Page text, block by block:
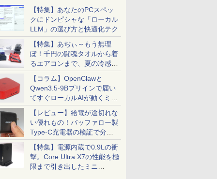
【特集】あなたのPCスペッ
クにドンピシャな「ローカル
LLM」の選び方と快適化テク
【特集】あぢぃ～もう無理
ぽ！千円の闘魂タオルから着
るエアコンまで、夏の冷感グ
ッズ一挙紹介
【コラム】OpenClawと
Qwen3.5-9Bプリインで届い
てすぐローカルAIが動くミニ
PC「SER9 Pro」
【レビュー】給電が途切れな
い優れもの！バッファロー製
Type-C充電器の検証で分か
ったこと
【特集】電源内蔵で0.9Lの衝
撃。Core Ultra X7の性能を極
限まで引き出したミニ